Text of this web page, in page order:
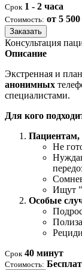
Срок 1 - 2 часа
Стоимость: от 5
Заказать
Консультация
Описание
Экстренная и
анонимных
специалистами.
Для кого
Пациентам,
Не
Ищут
Особые
Срок 40 минут
Стоимость: